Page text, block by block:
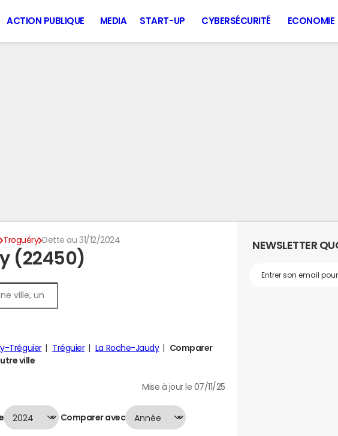
ACTION PUBLIQUE MEDIA START-UP CYBERSÉCURITÉ ECONOMIE
Troguéry Dette au 31/12/2024
(22450)
Tréguier Tréguier La Roche-Jaudy
Comparer
ville
Mise à jour le 07/11/25
Comparer avec
NEWSLETTER